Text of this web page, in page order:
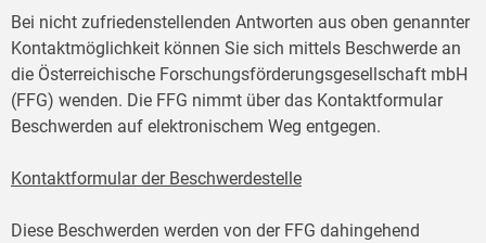
Bei nicht zufriedenstellenden Antworten aus oben genannter
Kontaktmöglichkeit können Sie sich mittels Beschwerde an
die Österreichische Forschungsförderungsgesellschaft mbH
(FFG) wenden. Die FFG nimmt über das Kontaktformular
Beschwerden auf elektronischem Weg entgegen.
Kontaktformular der Beschwerdestelle
Diese Beschwerden werden von der FFG dahingehend